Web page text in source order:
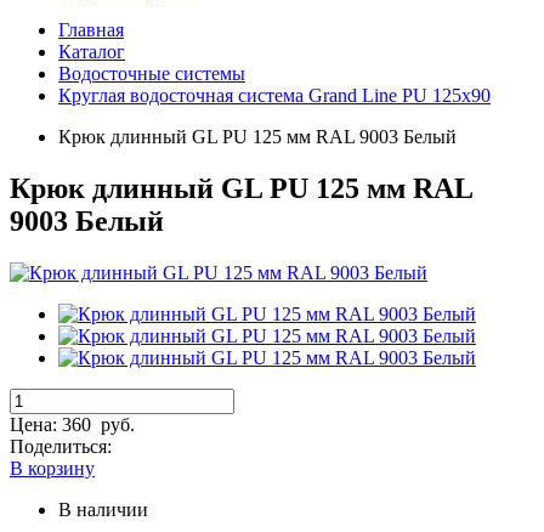
Главная
Каталог
Водосточные системы
Круглая водосточная система Grand Line PU 125х90
Крюк длинный GL PU 125 мм RAL 9003 Белый
Крюк длинный GL PU 125 мм RAL
9003 Белый
Цена: 360 руб.
Поделиться:
В корзину
В наличии